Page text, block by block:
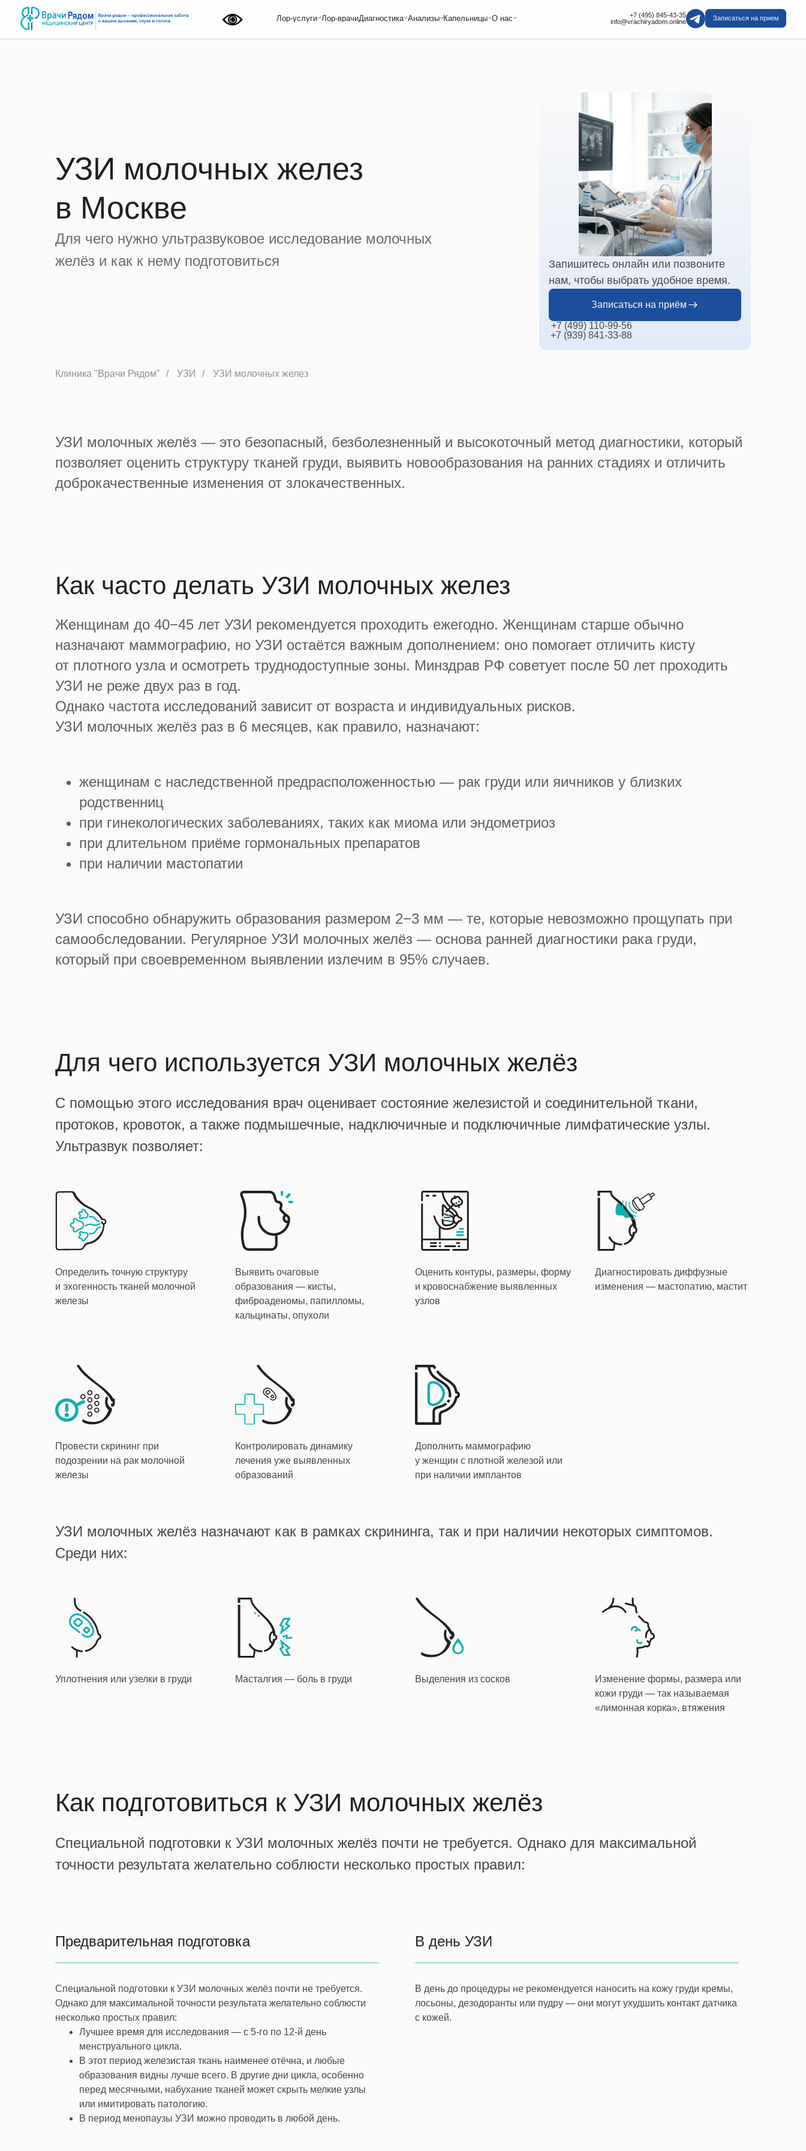
Прием лор-врача
УЗИ
Аллергочип ALEX«Золушка»
Полезные статьи
Лор-услуги Лор-врачиДиагностика Анализы Капельницы О нас
info@vrachiryadom.online
Записаться на прием
Запишитесь онлайн или позвоните
нам, чтобы выбрать удобное время.
Записаться на приём
+7 (499) 110-99-56
+7 (939) 841-33-88
УЗИ молочных желез
в Москве
Для чего нужно ультразвуковое исследование молочных
желёз и как к нему подготовиться
Клиника "Врачи Рядом" / УЗИ / УЗИ молочных желез
УЗИ молочных желёз — это безопасный, безболезненный и высокоточный метод диагностики, который
позволяет оценить структуру тканей груди, выявить новообразования на ранних стадиях и отличить
доброкачественные изменения от злокачественных.
Как часто делать УЗИ молочных желез
Женщинам до 40−45 лет УЗИ рекомендуется проходить ежегодно. Женщинам старше обычно
назначают маммографию, но УЗИ остаётся важным дополнением: оно помогает отличить кисту
от плотного узла и осмотреть труднодоступные зоны. Минздрав РФ советует после 50 лет проходить
УЗИ не реже двух раз в год.
Однако частота исследований зависит от возраста и индивидуальных рисков.
УЗИ молочных желёз раз в 6 месяцев, как правило, назначают:
женщинам с наследственной предрасположенностью — рак груди или яичников у близких
родственниц
при гинекологических заболеваниях, таких как миома или эндометриоз
при длительном приёме гормональных препаратов
при наличии мастопатии
УЗИ способно обнаружить образования размером 2−3 мм — те, которые невозможно прощупать при
самообследовании. Регулярное УЗИ молочных желёз — основа ранней диагностики рака груди,
который при своевременном выявлении излечим в 95% случаев.
Для чего используется УЗИ молочных желёз
С помощью этого исследования врач оценивает состояние железистой и соединительной ткани,
протоков, кровоток, а также подмышечные, надключичные и подключичные лимфатические узлы.
Ультразвук позволяет:
Определить точную структуру
и эхогенность тканей молочной
железы
Выявить очаговые
образования — кисты,
фиброаденомы, папилломы,
кальцинаты, опухоли
Оценить контуры, размеры, форму
и кровоснабжение выявленных
узлов
Диагностировать диффузные
изменения — мастопатию, мастит
Провести скрининг при
подозрении на рак молочной
железы
Контролировать динамику
лечения уже выявленных
образований
Дополнить маммографию
у женщин с плотной железой или
при наличии имплантов
УЗИ молочных желёз назначают как в рамках скрининга, так и при наличии некоторых симптомов.
Среди них:
Уплотнения или узелки в груди Масталгия — боль в груди Выделения из сосков
Изменение формы, размера или
кожи груди — так называемая
«лимонная корка», втяжения
Как подготовиться к УЗИ молочных желёз
Специальной подготовки к УЗИ молочных желёз почти не требуется. Однако для максимальной
точности результата желательно соблюсти несколько простых правил:
Предварительная подготовка
Специальной подготовки к УЗИ молочных желёз почти не требуется.
Однако для максимальной точности результата желательно соблюсти
несколько простых правил:
Лучшее время для исследования — с 5-го по 12-й день
менструального цикла.
В этот период железистая ткань наименее отёчна, и любые
образования видны лучше всего. В другие дни цикла, особенно
перед месячными, набухание тканей может скрыть мелкие узлы
или имитировать патологию.
В период менопаузы УЗИ можно проводить в любой день.
В день УЗИ
В день до процедуры не рекомендуется наносить на кожу груди кремы,
лосьоны, дезодоранты или пудру — они могут ухудшить контакт датчика
с кожей.